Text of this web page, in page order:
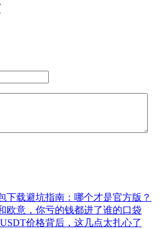
下载避坑指南：哪个才是官方版？
欧意，你亏的钱都进了谁的口袋
价格背后，这几点太扎心了